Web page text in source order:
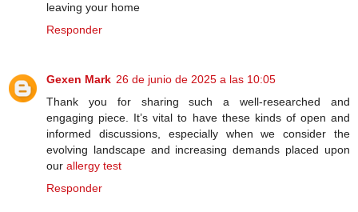
leaving your home
Responder
Gexen Mark 26 de junio de 2025 a las 10:05
Thank you for sharing such a well-researched and
engaging piece. It’s vital to have these kinds of open and
informed discussions, especially when we consider the
evolving landscape and increasing demands placed upon
our allergy test
Responder